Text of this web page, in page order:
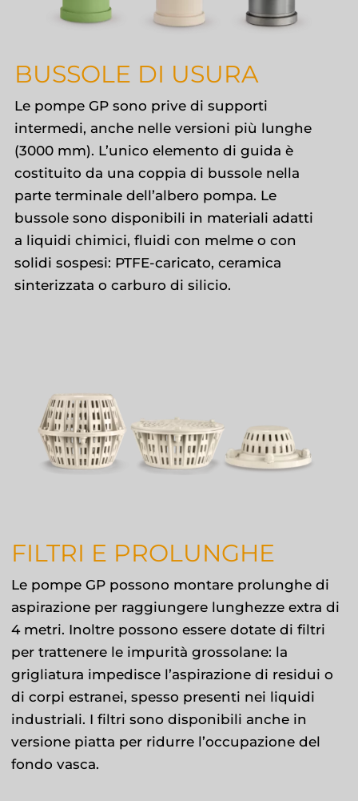
BUSSOLE DI USURA
Le pompe GP sono prive di supporti
intermedi, anche nelle versioni più lunghe
(3000 mm). L’unico elemento di guida è
costituito da una coppia di bussole nella
parte terminale dell’albero pompa. Le
bussole sono disponibili in materiali adatti
a liquidi chimici, fluidi con melme o con
solidi sospesi: PTFE-caricato, ceramica
sinterizzata o carburo di silicio.
FILTRI E PROLUNGHE
Le pompe GP possono montare prolunghe di
aspirazione per raggiungere lunghezze extra di
4 metri. Inoltre possono essere dotate di filtri
per trattenere le impurità grossolane: la
grigliatura impedisce l’aspirazione di residui o
di corpi estranei, spesso presenti nei liquidi
industriali. I filtri sono disponibili anche in
versione piatta per ridurre l’occupazione del
fondo vasca.